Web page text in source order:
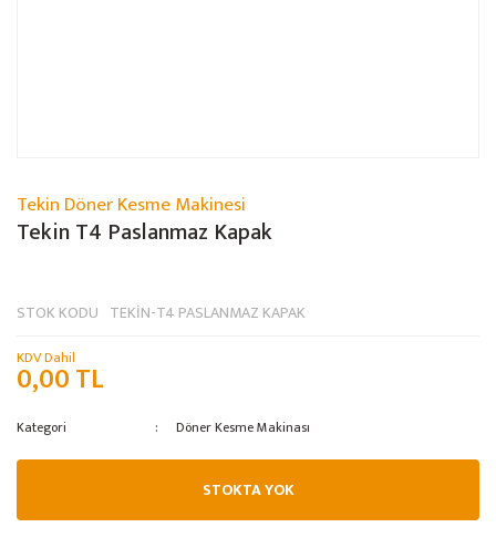
Tekin Döner Kesme Makinesi
Tekin T4 Paslanmaz Kapak
STOK KODU TEKİN-T4 PASLANMAZ KAPAK
KDV Dahil
0,00 TL
Kategori Döner Kesme Makinası
STOKTA YOK